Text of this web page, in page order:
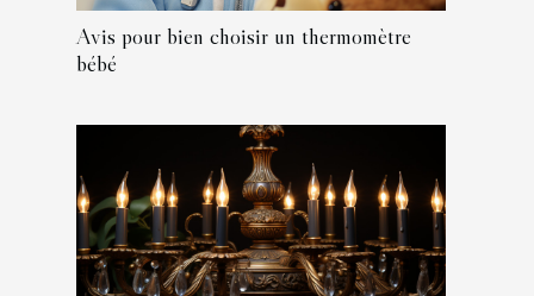
Avis pour bien choisir un thermomètre
bébé